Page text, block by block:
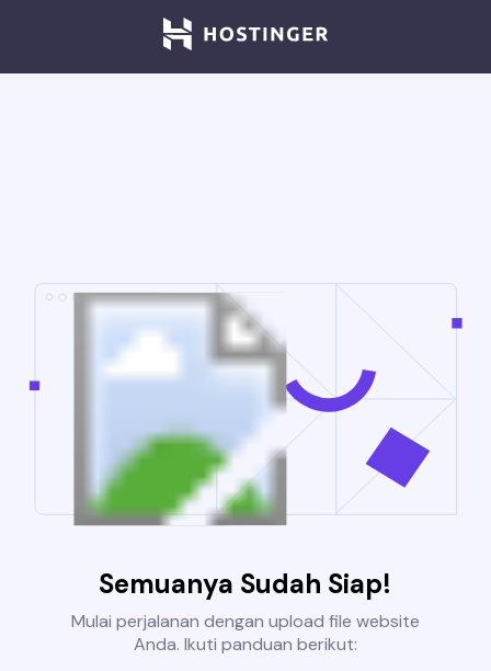
Semuanya Sudah Siap!
Mulai perjalanan dengan upload file website
Anda. Ikuti panduan berikut: